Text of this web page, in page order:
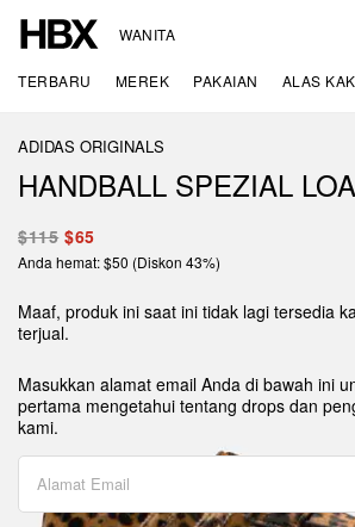
WANITA
TERBARU MEREK PAKAIAN ALAS
ADIDAS ORIGINALS
HANDBALL SPEZIAL
$115 $65
Anda hemat: $50 (Diskon 43%)
Maaf, produk ini saat ini tidak lagi tersedia
terjual.
Masukkan alamat email Anda di bawah ini
pertama mengetahui tentang drops dan
kami.